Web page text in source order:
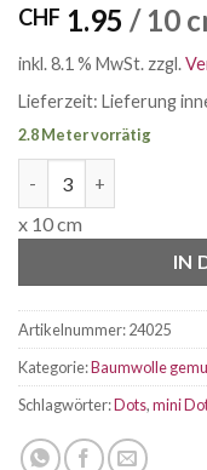
CHF 1.95 / 10
inkl. 8.1 % MwSt. zzgl.
Lieferzeit: Lieferung
2.8 Meter vorrätig
x 10 cm
IN
Artikelnummer:24025
Kategorie:Baumwolle
Schlagwörter:Dots,mini